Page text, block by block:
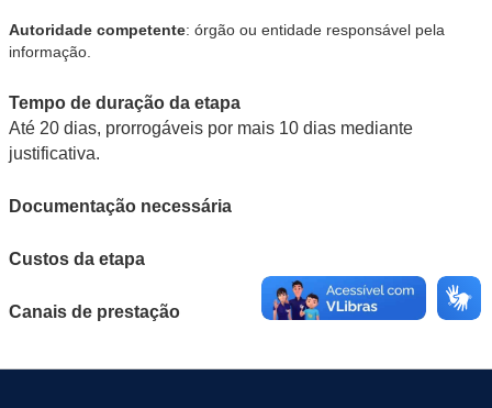
Autoridade competente: órgão ou entidade responsável pela
informação.
Tempo de duração da etapa
Até 20 dias, prorrogáveis por mais 10 dias mediante
justificativa.
Documentação necessária
Custos da etapa
Canais de prestação